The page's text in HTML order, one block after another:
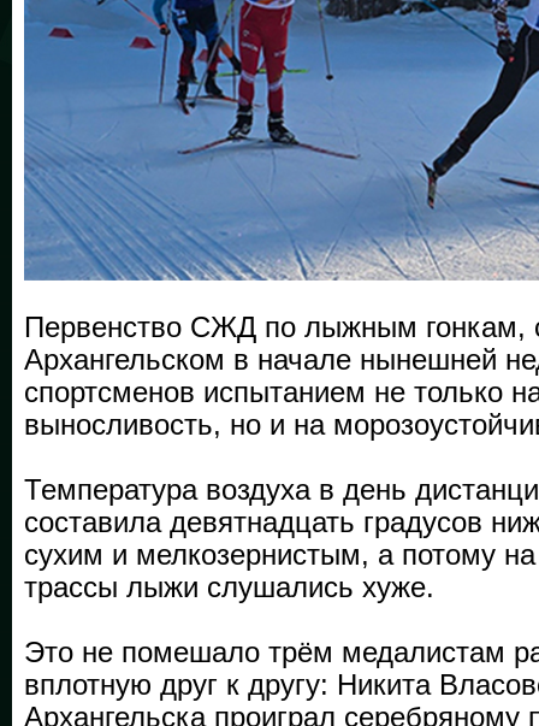
Первенство СЖД по лыжным гонкам,
Архангельском в начале нынешней
спортсменов испытанием не только
выносливость, но и на
Температура воздуха в день
составила девятнадцать градусов
сухим и мелкозернистым, а потому на
трассы лыжи слушались хуже.
Это не помешало трём медалистам
вплотную друг к другу: Никита
Архангельска проиграл серебряному